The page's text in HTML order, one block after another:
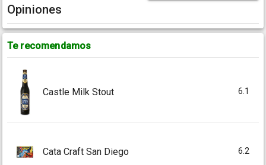
Opiniones
Te recomendamos
Castle Milk Stout 6.1
Cata Craft San Diego 6.2